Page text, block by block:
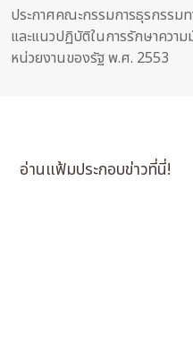
ประกาศคณะกรรมการธุรกรรม
และแนวปฏิบัติในการรักษาควา
หน่วยงานของรัฐ พ.ศ. 2553
อ่านแฟ้มประกอบข่าวที่นี่!